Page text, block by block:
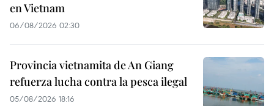
en Vietnam
06/08/2026 02:30
Provincia vietnamita de An Giang
refuerza lucha contra la pesca ilegal
05/08/2026 18:16